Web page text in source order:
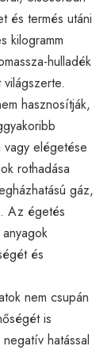
és termés utáni
kilogramm
hulladék
hasznosítják,
vagy elégetése
rothadása
gáz,
Az égetés
és
nem csupán
is
hatással